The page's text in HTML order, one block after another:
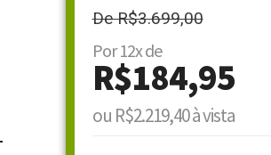
De R$3.699,00
Por 12x de
R$184,95
ou R$2.219,40 à vista